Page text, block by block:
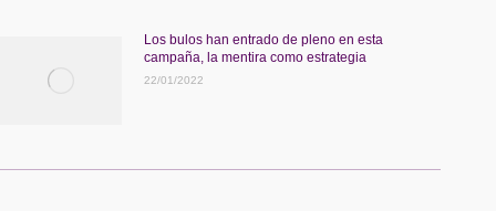
Los bulos han entrado de pleno en esta
campaña, la mentira como estrategia
22/01/2022